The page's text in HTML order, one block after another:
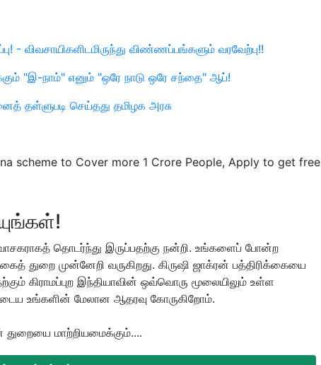
- விவசாயிகளிடமிருந்து விண்ணப்பங்களும் வரவேற்பு!!
"இ-நாம்" எனும் "ஒரே நாடு ஒரே சந்தை" ஆப்!
தள்ளுபடி செய்தது தமிழக அரசு
scheme to Cover more 1 Crore People, Apply to get free
தொடர்ந்து இருப்பதற்கு நன்றி. உங்களைப் போன்ற
துறை முன்னேறி வருகிறது. கிருஷி ஜாக்ரன் பத்திரிக்கையை
கிராமப்புற இந்தியாவின் ஒவ்வொரு மூலையிலும் உள்ள
உங்களின் மேலான ஆதரவு கோருகிறோம்.
துறையை மாற்றியமைக்கும்....